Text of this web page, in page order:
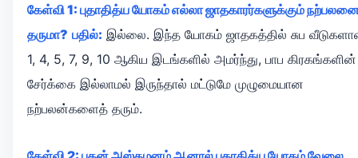
கேள்வி 1: புதாதித்ய யோகம் எல்லா ஜாதகாரர்களுக்கும்
தருமா? பதில்: இல்லை. இந்த யோகம் ஜாதகத்தில் சுப
1, 4, 5, 7, 9, 10 ஆகிய இடங்களில் அமர்ந்து, பாப கிரகங்களின்
சேர்க்கை இல்லாமல் இருந்தால் மட்டுமே முழுமையான
நற்பலன்களைத் தரும்.